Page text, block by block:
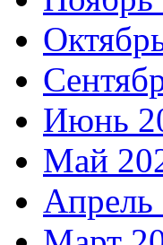
Июнь
Май
Апрель